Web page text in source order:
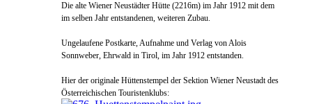
Die alte Wiener Neustädter Hütte (2216m) im Jahr 1912 mit dem
im selben Jahr entstandenen, weiteren Zubau.
Ungelaufene Postkarte, Aufnahme und Verlag von Alois
Sonnweber, Ehrwald in Tirol, im Jahr 1912 entstanden.
Hier der originale Hüttenstempel der Sektion Wiener Neustadt des
Österreichischen Touristenklubs: